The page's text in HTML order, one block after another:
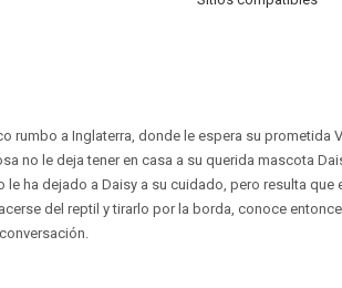
rumbo a Inglaterra, donde le espera su prometida
no le deja tener en casa a su querida mascota
le ha dejado a Daisy a su cuidado, pero resulta que
del reptil y tirarlo por la borda, conoce